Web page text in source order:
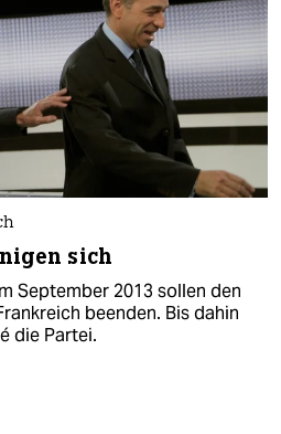
sich
September 2013 sollen den
beenden. Bis dahin
die Partei.